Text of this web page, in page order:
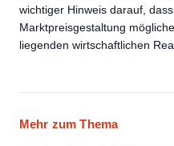
wichtiger Hinweis darauf,
Marktpreisgestaltung
liegenden wirtschaftlichen
Mehr zum Thema